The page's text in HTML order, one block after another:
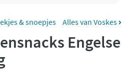
neutraal bezorgd
met Klarna
& snoepjes Alles van Voskes
Engelse